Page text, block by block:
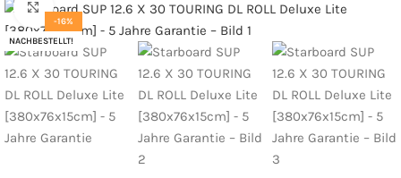
-16%
NACHBESTELLT!
Bild vergrößern